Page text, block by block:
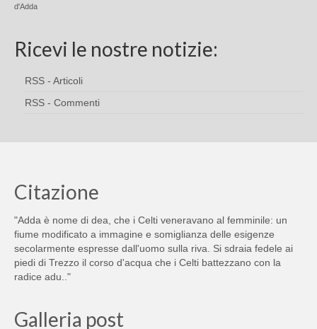
d'Adda
Ricevi le nostre notizie:
RSS - Articoli
RSS - Commenti
Citazione
"Adda è nome di dea, che i Celti veneravano al femminile: un
fiume modificato a immagine e somiglianza delle esigenze
secolarmente espresse dall'uomo sulla riva. Si sdraia fedele ai
piedi di Trezzo il corso d'acqua che i Celti battezzano con la
radice adu.."
Galleria post